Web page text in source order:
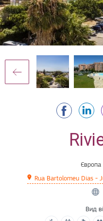
Європа
Rua Bartolomeu Dias -
Вид